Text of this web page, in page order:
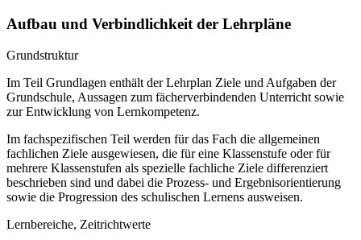
Aufbau und Verbindlichkeit der Lehrpläne
Grundstruktur
Im Teil Grundlagen enthält der Lehrplan Ziele und Aufgaben der
Grundschule, Aussagen zum fächerverbindenden Unterricht sowie
zur Entwicklung von Lernkompetenz.
Im fachspezifischen Teil werden für das Fach die allgemeinen
fachlichen Ziele ausgewiesen, die für eine Klassenstufe oder für
mehrere Klassenstufen als spezielle fachliche Ziele differenziert
beschrieben sind und dabei die Prozess- und Ergebnisorientierung
sowie die Progression des schulischen Lernens ausweisen.
Lernbereiche, Zeitrichtwerte